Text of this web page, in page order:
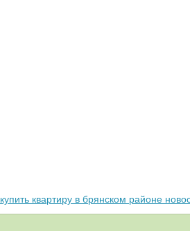
купить квартиру в брянском районе